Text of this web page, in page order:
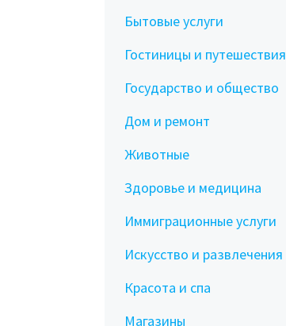
Бытовые услуги
Гостиницы и путешествия
Государство и общество
Дом и ремонт
Животные
Здоровье и медицина
Иммиграционные услуги
Искусство и развлечения
Красота и спа
Магазины